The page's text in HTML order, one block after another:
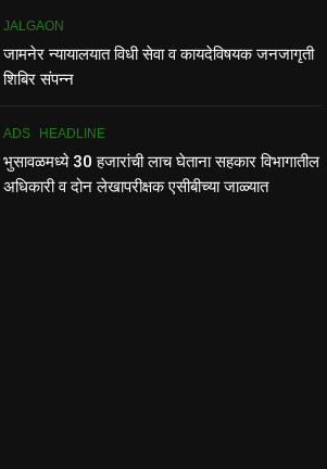
JALGAON
जामनेर न्यायालयात विधी सेवा व कायदेविषयक जनजागृती
शिबिर संपन्न
ADS HEADLINE
भुसावळमध्ये 30 हजारांची लाच घेताना सहकार विभागातील
अधिकारी व दोन लेखापरीक्षक एसीबीच्या जाळ्यात